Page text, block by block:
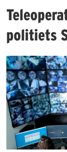
politiets